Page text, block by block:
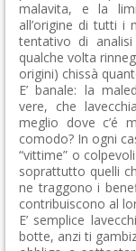
malavita, e la
all’origine di tutti i
tentativo di
qualche volta
origini) chissà
E’ banale: la
vere, che
meglio dove c’é
comodo? In ogni
“vittime” o
soprattutto quelli
ne traggono i
contribuiscono al
E’ semplice
botte, anzi ti